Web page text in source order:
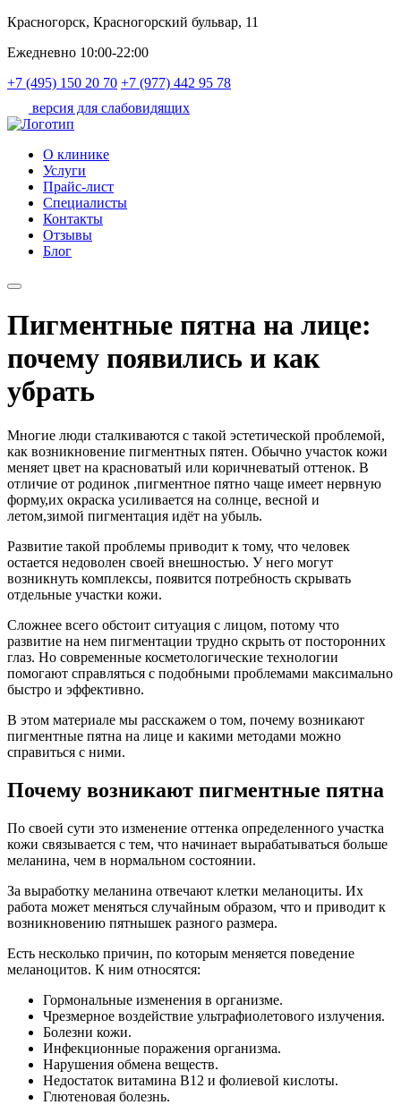
Красногорск, Красногорский бульвар, 11
Ежедневно 10:00-22:00
+7 (495) 150 20 70 +7 (977) 442 95 78
версия для слабовидящих
О клинике
Услуги
Прайс-лист
Специалисты
Контакты
Отзывы
Блог
Пигментные пятна на лице:
почему появились и как
убрать
Многие люди сталкиваются с такой эстетической проблемой,
как возникновение пигментных пятен. Обычно участок кожи
меняет цвет на красноватый или коричневатый оттенок. В
отличие от родинок ,пигментное пятно чаще имеет нервную
форму,их окраска усиливается на солнце, весной и
летом,зимой пигментация идёт на убыль.
Развитие такой проблемы приводит к тому, что человек
остается недоволен своей внешностью. У него могут
возникнуть комплексы, появится потребность скрывать
отдельные участки кожи.
Сложнее всего обстоит ситуация с лицом, потому что
развитие на нем пигментации трудно скрыть от посторонних
глаз. Но современные косметологические технологии
помогают справляться с подобными проблемами максимально
быстро и эффективно.
В этом материале мы расскажем о том, почему возникают
пигментные пятна на лице и какими методами можно
справиться с ними.
Почему возникают пигментные пятна
По своей сути это изменение оттенка определенного участка
кожи связывается с тем, что начинает вырабатываться больше
меланина, чем в нормальном состоянии.
За выработку меланина отвечают клетки меланоциты. Их
работа может меняться случайным образом, что и приводит к
возникновению пятнышек разного размера.
Есть несколько причин, по которым меняется поведение
меланоцитов. К ним относятся:
Гормональные изменения в организме.
Чрезмерное воздействие ультрафиолетового излучения.
Болезни кожи.
Инфекционные поражения организма.
Нарушения обмена веществ.
Недостаток витамина В12 и фолиевой кислоты.
Глютеновая болезнь.